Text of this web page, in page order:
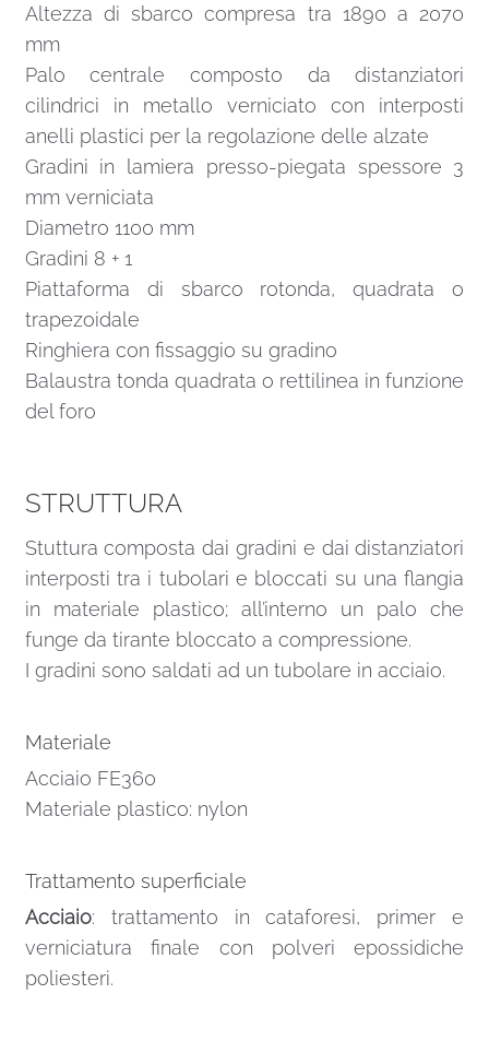
Altezza di sbarco compresa tra 1890 a 2070
mm
Palo centrale composto da distanziatori
cilindrici in metallo verniciato con interposti
anelli plastici per la regolazione delle alzate
Gradini in lamiera presso-piegata spessore 3
mm verniciata
Diametro 1100 mm
Gradini 8 + 1
Piattaforma di sbarco rotonda, quadrata o
trapezoidale
Ringhiera con fissaggio su gradino
Balaustra tonda quadrata o rettilinea in funzione
del foro
STRUTTURA
Stuttura composta dai gradini e dai distanziatori
interposti tra i tubolari e bloccati su una flangia
in materiale plastico; all’interno un palo che
funge da tirante bloccato a compressione.
I gradini sono saldati ad un tubolare in acciaio.
Materiale
Acciaio FE360
Materiale plastico: nylon
Trattamento superficiale
Acciaio: trattamento in cataforesi, primer e
verniciatura finale con polveri epossidiche
poliesteri.